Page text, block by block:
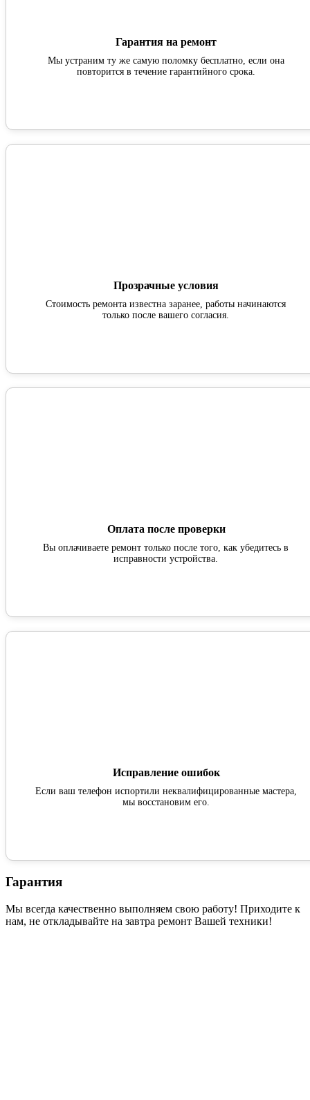
Гарантия на ремонт
Мы устраним ту же самую поломку бесплатно, если она
повторится в течение гарантийного срока.
Прозрачные условия
Стоимость ремонта известна заранее, работы начинаются
только после вашего согласия.
Оплата после проверки
Вы оплачиваете ремонт только после того, как убедитесь в
исправности устройства.
Исправление ошибок
Если ваш телефон испортили неквалифицированные мастера,
мы восстановим его.
Гарантия
Мы всегда качественно выполняем свою работу! Приходите к
нам, не откладывайте на завтра ремонт Вашей техники!